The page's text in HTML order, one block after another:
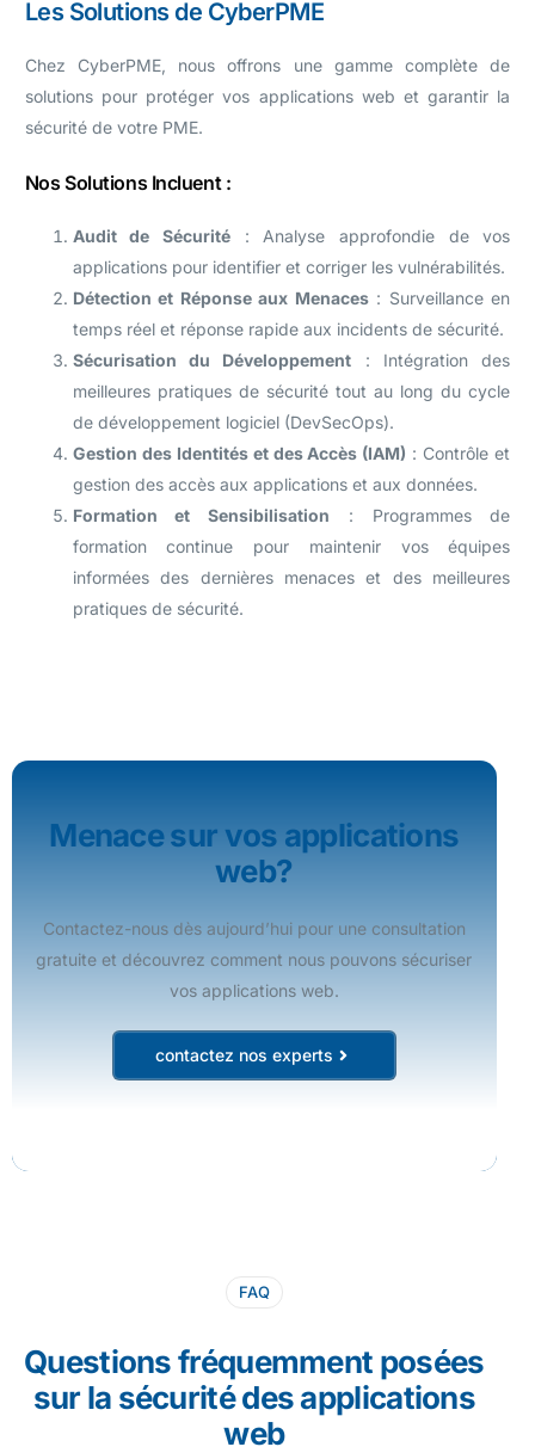
Les Solutions de CyberPME
Chez CyberPME, nous offrons une gamme complète de
solutions pour protéger vos applications web et garantir la
sécurité de votre PME.
Nos Solutions Incluent :
Audit de Sécurité : Analyse approfondie de vos
applications pour identifier et corriger les vulnérabilités.
Détection et Réponse aux Menaces: Surveillance en
temps réel et réponse rapide aux incidents de sécurité.
Sécurisation du Développement : Intégration des
meilleures pratiques de sécurité tout au long du cycle
de développement logiciel (DevSecOps).
Gestion des Identités et des Accès (IAM) : Contrôle et
gestion des accès aux applications et aux données.
Formation et Sensibilisation : Programmes de
formation continue pour maintenir vos équipes
informées des dernières menaces et des meilleures
pratiques de sécurité.
Menace sur vos applications
web?
Contactez-nous dès aujourd’hui pour une consultation
gratuite et découvrez comment nous pouvons sécuriser
vos applications web.
contactez nos experts
FAQ
Questions fréquemment posées
sur la sécurité des applications
web